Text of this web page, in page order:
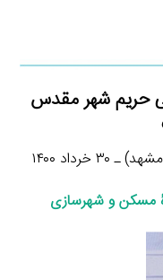
حریم شهر مقدس
۱۴۰۰
مسکن و شهرسازی